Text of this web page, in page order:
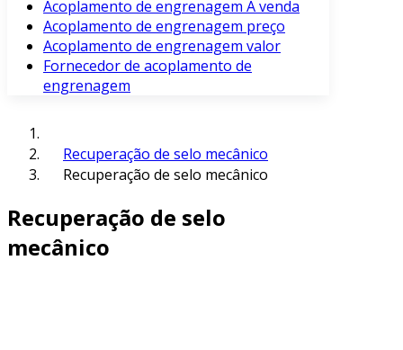
Acoplamento de engrenagem À venda
Acoplamento de engrenagem preço
Acoplamento de engrenagem valor
Fornecedor de acoplamento de
engrenagem
Recuperação de selo mecânico
Recuperação de selo mecânico
Recuperação de selo
mecânico